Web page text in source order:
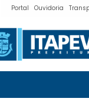
Portal Ouvidoria